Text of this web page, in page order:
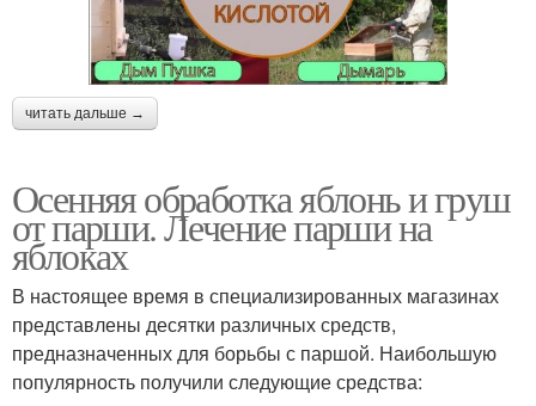
читать дальше →
Осенняя обработка яблонь и груш
от парши. Лечение парши на
яблоках
В настоящее время в специализированных магазинах
представлены десятки различных средств,
предназначенных для борьбы с паршой. Наибольшую
популярность получили следующие средства: